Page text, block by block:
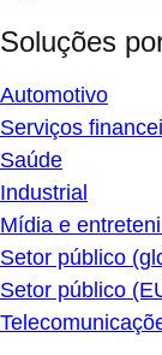
Soluções
Automotivo
Serviços
Saúde
Industrial
Mídia e
Setor público
Setor público